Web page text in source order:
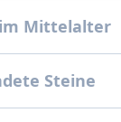
Mittelalter
Steine